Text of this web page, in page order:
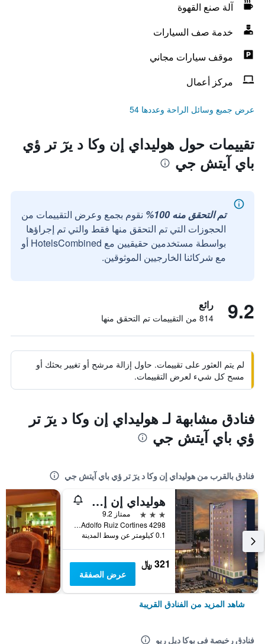
آلة صنع القهوة
خدمة صف السيارات
موقف سيارات مجاني
مركز أعمال
عرض جميع وسائل الراحة وعددها 54
تقييمات حول هوليداي إن وكا د يرٓ تر ؤي
باي آيتش جي
تم التحقق منه 100%
نقوم بجمع وعرض التقييمات من
الحجوزات التي تم التحقق منها فقط والتي تم إجراؤها
بواسطة مستخدمين حقيقيين مع HotelsCombined أو
مع شركائنا الخارجيين الموثوقين.
9.2 رائع
814 من التقييمات تم التحقق منها
لم يتم العثور على تقييمات. حاول إزالة مرشح أو تغيير بحثك أو
مسح كل شيء لعرض التقييمات.
فنادق مشابهة لـ هوليداي إن وكا د يرٓ تر
ؤي باي آيتش جي
فنادق بالقرب من هوليداي إن وكا د يرٓ تر ؤي باي آيتش جي
هوليداي إن إكسبرس ٓيارا كراز س وكا د يل ريو باي آيتش جي
3 نجوم
ممتاز 9.2
Blvd Adolfo Ruiz Cortines 4298, بوكا ديل ريو, ولاية فيراكروز, المكسيك
0.1 كيلومتر عن وسط المدينة
321 ﷼
عرض الصفقة
شاهد المزيد من الفنادق القريبة
فنادق رخيصة في بوكا ديل ريو